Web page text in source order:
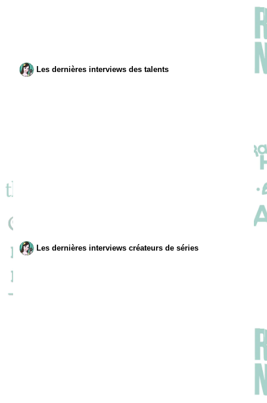
Les dernières interviews des talents
Les dernières interviews créateurs de séries